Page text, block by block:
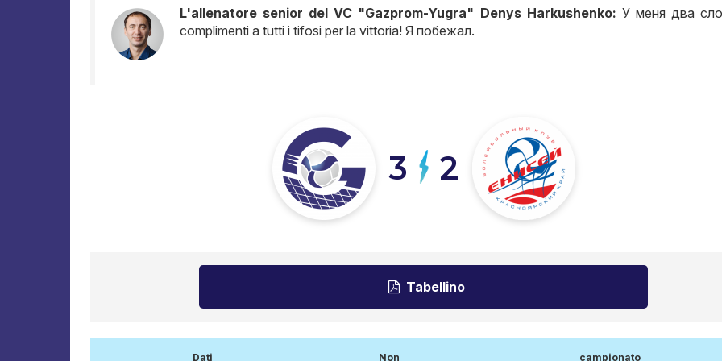
L'allenatore senior del VC "Gazprom-Yugra" Denys Harkushenko: У меня два
complimenti a tutti i tifosi per la vittoria! Я побежал.
3 2
Tabellino
Dati Non campionato